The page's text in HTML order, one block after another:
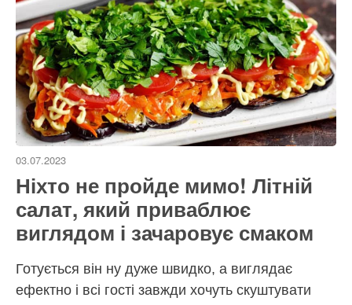
03.07.2023
Ніхто не пройде мимо! Літній
салат, який приваблює
виглядом і зачаровує смаком
Готується він ну дуже швидко, а виглядає
ефектно і всі гості завжди хочуть скуштувати